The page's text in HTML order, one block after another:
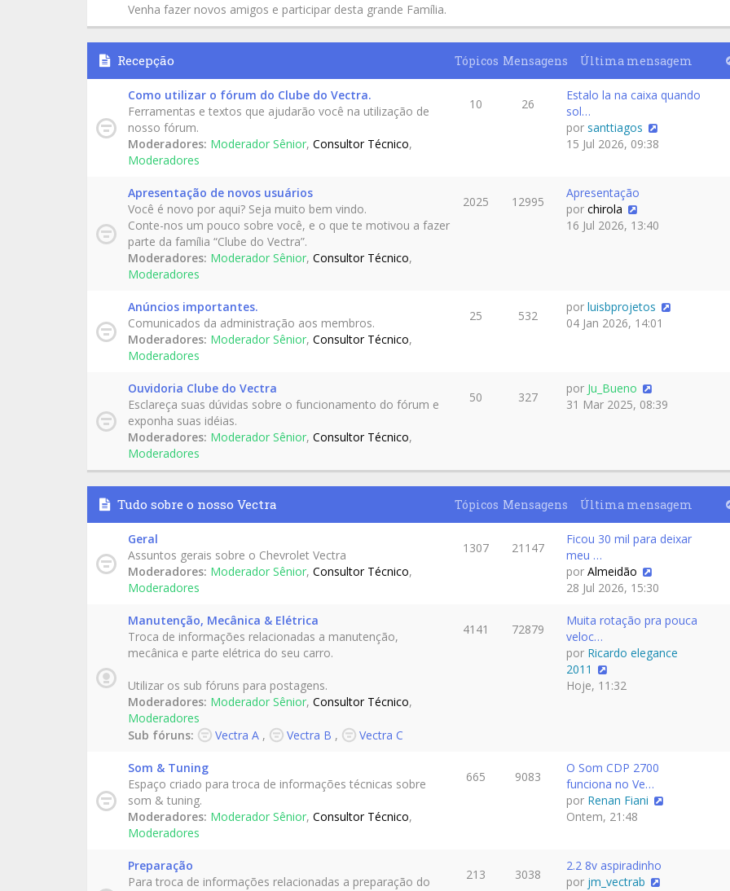
Venha fazer novos amigos e participar desta grande Família.
Recepção Tópicos Mensagens Última mensagem
Como utilizar o fórum do Clube do Vectra.
Ferramentas e textos que ajudarão você na utilização de
nosso fórum.
Moderadores: Moderador Sênior, Consultor Técnico,
Moderadores
10 26
Estalo la na caixa quando
sol…
por santtiagos
15 Jul 2026, 09:38
Apresentação de novos usuários
Você é novo por aqui? Seja muito bem vindo.
Conte-nos um pouco sobre você, e o que te motivou a fazer
parte da família “Clube do Vectra”.
Moderadores: Moderador Sênior, Consultor Técnico,
Moderadores
2025 12995
Apresentação
por chirola
16 Jul 2026, 13:40
Anúncios importantes.
Comunicados da administração aos membros.
Moderadores: Moderador Sênior, Consultor Técnico,
Moderadores
25 532
por luisbprojetos
04 Jan 2026, 14:01
Ouvidoria Clube do Vectra
Esclareça suas dúvidas sobre o funcionamento do fórum e
exponha suas idéias.
Moderadores: Moderador Sênior, Consultor Técnico,
Moderadores
50 327
por Ju_Bueno
31 Mar 2025, 08:39
Tudo sobre o nosso Vectra Tópicos Mensagens Última mensagem
Geral
Assuntos gerais sobre o Chevrolet Vectra
Moderadores: Moderador Sênior, Consultor Técnico,
Moderadores
1307 21147
Ficou 30 mil para deixar
meu …
por Almeidão
28 Jul 2026, 15:30
Manutenção, Mecânica & Elétrica
Troca de informações relacionadas a manutenção,
mecânica e parte elétrica do seu carro.
Utilizar os sub fóruns para postagens.
Moderadores: Moderador Sênior, Consultor Técnico,
Moderadores
Sub fóruns:
Vectra A , Vectra B , Vectra C
4141 72879
Muita rotação pra pouca
veloc…
por Ricardo elegance
2011
Hoje, 11:32
Som & Tuning
Espaço criado para troca de informações técnicas sobre
som & tuning.
Moderadores: Moderador Sênior, Consultor Técnico,
Moderadores
665 9083
O Som CDP 2700
funciona no Ve…
por Renan Fiani
Ontem, 21:48
Preparação
Para troca de informações relacionadas a preparação do
213 3038
2.2 8v aspiradinho
por jm_vectrab